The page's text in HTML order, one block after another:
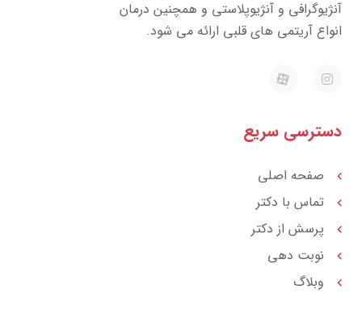
و آنژیوپلاستی و همچنین درمان
آریتمی های قلبی ارائه می شود.
a
t
سریع
صفحه اصلی
تماس با دکتر
پرسش از دکتر
نوبت دهی
وبلاگ